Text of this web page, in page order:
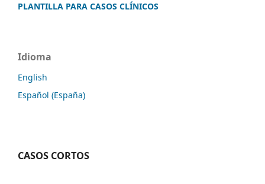
PLANTILLA PARA CASOS CLÍNICOS
Idioma
English
Español (España)
CASOS CORTOS